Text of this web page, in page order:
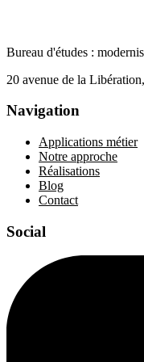
Bureau d'études :
20 avenue de la
Navigation
Applications métier
Notre approche
Réalisations
Blog
Contact
Social